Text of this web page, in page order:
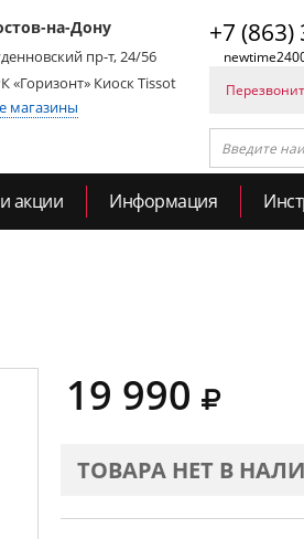
на-Дону
пр-т, 24/56
«Горизонт» Киоск Tissot
магазины
+7 (863)
акции Информация
19 990
ТОВАРА НЕТ В